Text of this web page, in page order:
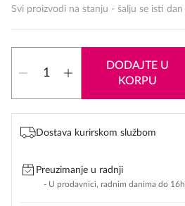
Svi proizvodi na stanju - šalju se isti dan
Klein
Beauty
količina
DODAJTE U
KORPU
Dostava kurirskom službom
Preuzimanje u radnji
- U prodavnici, radnim danima do 16h